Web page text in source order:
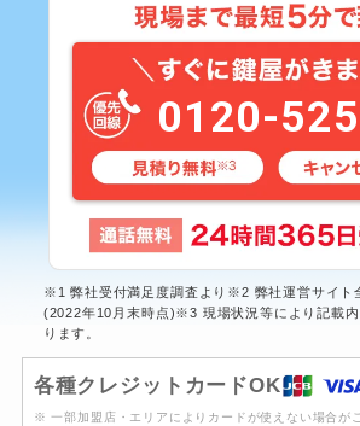
0120-
※1 弊社受付満足度調査より※2 弊社運営サイト
(2022年10月末時点)※3 現場状況等により記載内
ります。
各種クレジットカードOK
※ 一部加盟店・エリアによりカードが使えない場合が